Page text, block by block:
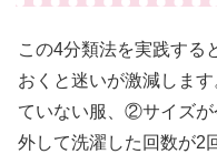
この4分類法を実践する
おくと迷いが激減しま
ていない服、②サイズ
外して洗濯した回数が2